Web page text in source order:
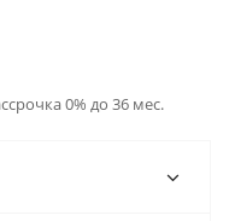
0% до 36 мес.